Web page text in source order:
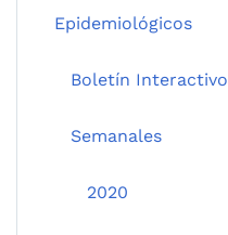
Epidemiológicos
Boletín Interactivo
Semanales
2020